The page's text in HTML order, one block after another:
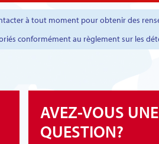
à tout moment pour obtenir des
conformément au règlement sur les
AVEZ-VOUS UNE
QUESTION?